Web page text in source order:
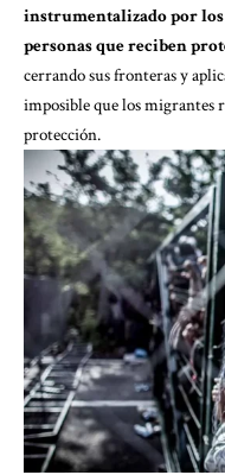
instrumentalizado por
personas que reciben
cerrando sus fronteras y
imposible que los migrantes
protección.